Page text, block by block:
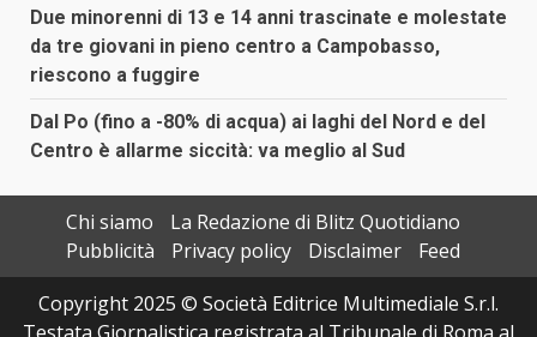
Due minorenni di 13 e 14 anni trascinate e molestate
da tre giovani in pieno centro a Campobasso,
riescono a fuggire
Dal Po (fino a -80% di acqua) ai laghi del Nord e del
Centro è allarme siccità: va meglio al Sud
Chi siamo
La Redazione di Blitz Quotidiano
Pubblicità
Privacy policy Disclaimer
Feed
Copyright 2025 © Società Editrice Multimediale S.r.l.